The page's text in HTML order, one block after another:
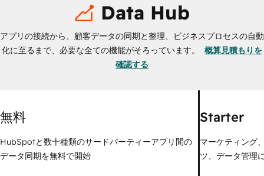
Data Hub
アプリの接続から、顧客データの同期と整理、ビジネスプロセスの自動
化に至るまで、必要な全ての機能がそろっています。
概算見積もりを
確認する
無料
HubSpotと数十種類のサードパーティーアプリ間の
データ同期を無料で開始
Starter
マーケティング
ツ、データ管理